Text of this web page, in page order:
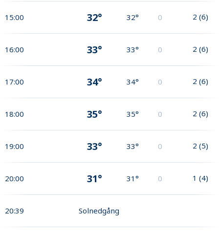
15:00 32° 32° 0 2 (6)
16:00 33° 33° 0 2 (6)
17:00 34° 34° 0 2 (6)
18:00 35° 35° 0 2 (6)
19:00 33° 33° 0 2 (5)
20:00 31° 31° 0 1 (4)
20:39 Solnedgång